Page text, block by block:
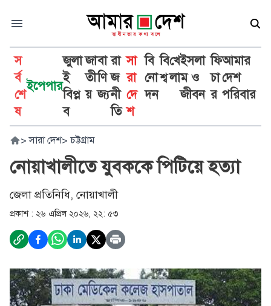
স
র্ব
শে
ষ
ইপেপার
জুলা
ই
বিপ্ল
ব
জা
তী
য়
বা
ণি
জ্য
রা
জ
নী
তি
সা
রা
দে
শ
বি
নো
দন
বি
শ্ব
খে
লা
ইসলা
ম ও
জীবন
ফি
চা
র
আমার
দেশ
পরিবার
> সারা দেশ> চট্টগ্রাম
নোয়াখালীতে যুবককে পিটিয়ে হত্যা
জেলা প্রতিনিধি, নোয়াখালী
প্রকাশ : ২৬ এপ্রিল ২০২৬, ২২: ৫৩